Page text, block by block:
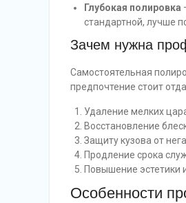
Глубокая полировка
стандартной, лучше
Зачем нужна
Самостоятельная
предпочтение стоит
Удаление мелких
Восстановление
Защиту кузова от
Продление срока
Повышение эстетики
Особенности